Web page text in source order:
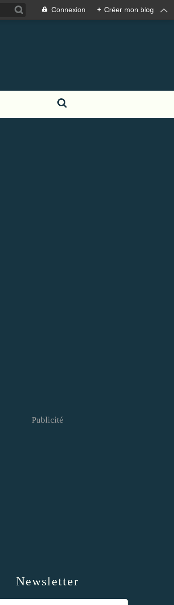
Connexion + Créer mon blog
Newsletter
Publicité